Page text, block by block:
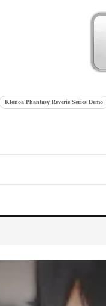
Klonoa Phantasy Reverie Series Demo